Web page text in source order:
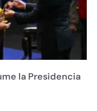
la Presidencia